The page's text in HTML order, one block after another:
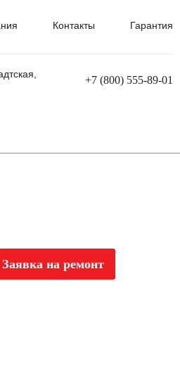
Контакты Гарантия
+7 (800) 555-89-01
Заявка на ремонт